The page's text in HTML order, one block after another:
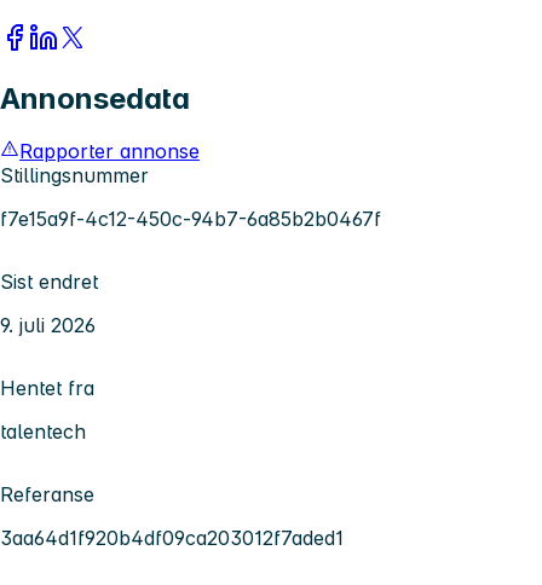
Annonsedata
Rapporter annonse
Stillingsnummer
f7e15a9f-4c12-450c-94b7-6a85b2b0467f
Sist endret
9. juli 2026
Hentet fra
talentech
Referanse
3aa64d1f920b4df09ca203012f7aded1